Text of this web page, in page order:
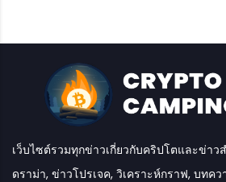
เว็บไซต์รวมทุกข่าวเกี่ยวกับคริปโตและข่า
ดราม่า, ข่าวโปรเจค, วิเคราะห์กราฟ, บทค